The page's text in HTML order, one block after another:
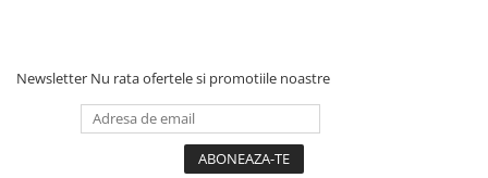
Newsletter Nu rata ofertele si promotiile noastre